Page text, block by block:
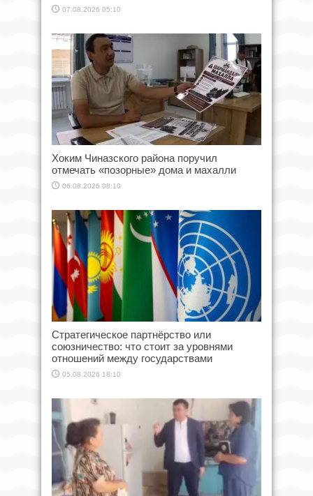
07.08.2026 05:10
Хоким Чиназского района поручил
отмечать «позорные» дома и махалли
06.08.2026 08:10
Стратегическое партнёрство или
союзничество: что стоит за уровнями
отношений между государствами
05.08.2026 18:10